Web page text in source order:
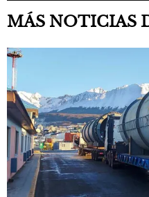
MÁS NOTICIAS